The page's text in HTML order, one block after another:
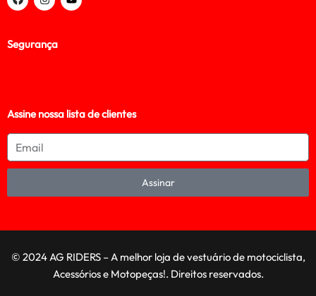
Segurança
Assine nossa lista de clientes
Assinar
© 2024 AG RIDERS – A melhor loja de vestuário de motociclista,
Acessórios e Motopeças!. Direitos reservados.